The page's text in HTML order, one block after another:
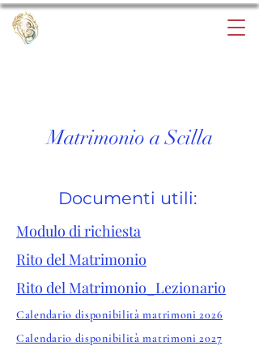
Matrimonio a Scilla
Documenti utili:
Modulo di richiesta
Rito del Matrimonio
Rito del Matrimonio_Lezionario
Calendario disponibilità matrimoni 2026
Calendario disponibilità matrimoni 2027